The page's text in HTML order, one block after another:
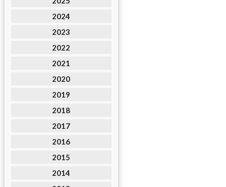
2024
2023
2022
2021
2020
2019
2018
2017
2016
2015
2014